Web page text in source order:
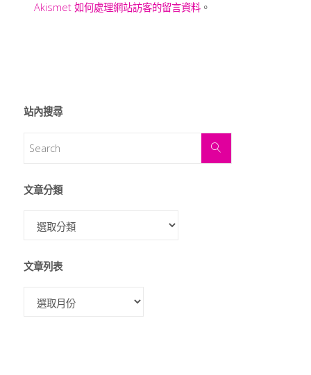
Akismet 如何處理網站訪客的留言資料。
站內搜尋
文章分類
文章列表